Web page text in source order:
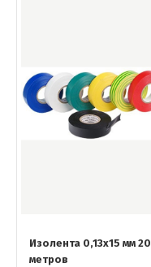
Изолента 0,13х15 мм 20
метров